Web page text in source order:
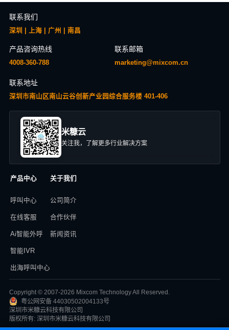
联系我们
深圳 | 上海 | 广州 | 南昌
产品咨询热线
4008-360-788
联系邮箱
marketing@mixcom.cn
联系地址
深圳市南山区南山云谷创新产业园综合服务楼 401-406
米糠云
关注我，了解更多行业解决方案
产品中心
呼叫中心
在线客服
Ai智能外呼
智能IVR
出海呼叫中心
关于我们
公司简介
合作伙伴
新闻资讯
Copyright © 2007-2026 Mixcom Technology All Reserved.
粤公网安备 44030502004133号
深圳市米糠云科技有限公司
版权所有: 深圳市米糠云科技有限公司